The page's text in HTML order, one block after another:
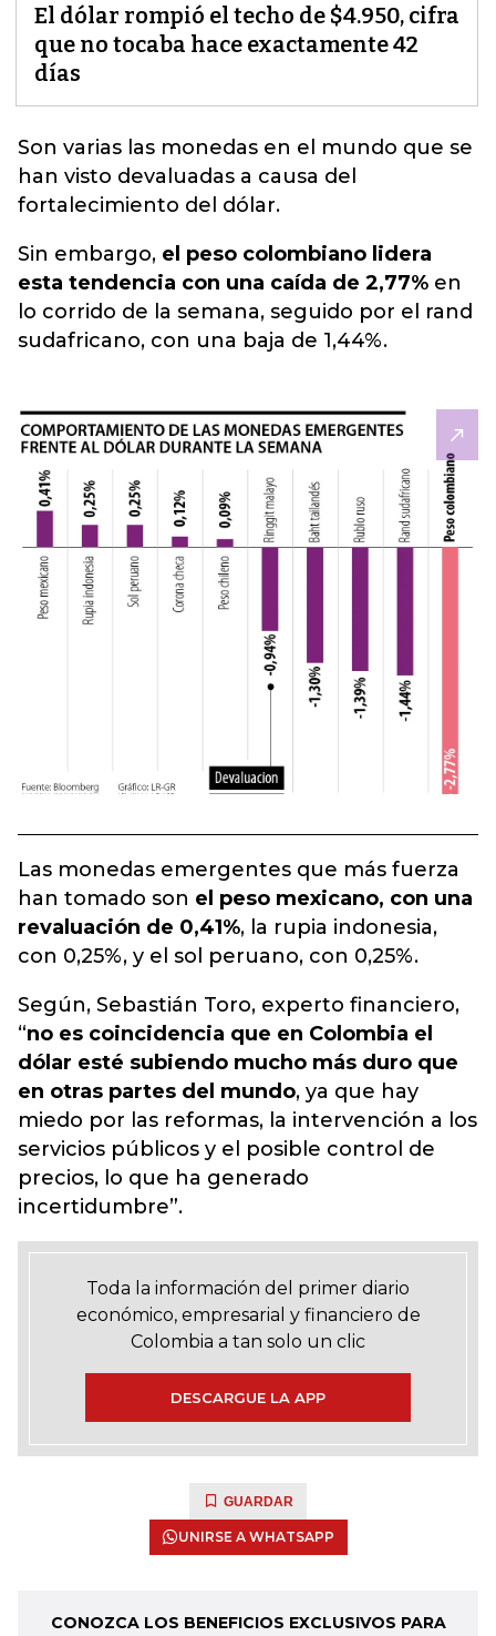
El dólar rompió el techo de $4.950, cifra
que no tocaba hace exactamente 42
días
Son varias las monedas en el mundo que se
han visto devaluadas a causa del
fortalecimiento del dólar.
Sin embargo, el peso colombiano lidera
esta tendencia con una caída de 2,77% en
lo corrido de la semana, seguido por el rand
sudafricano, con una baja de 1,44%.
Las monedas emergentes que más fuerza
han tomado son el peso mexicano, con una
revaluación de 0,41%, la rupia indonesia,
con 0,25%, y el sol peruano, con 0,25%.
Según, Sebastián Toro, experto financiero,
“no es coincidencia que en Colombia el
dólar esté subiendo mucho más duro que
en otras partes del mundo, ya que hay
miedo por las reformas, la intervención a los
servicios públicos y el posible control de
precios, lo que ha generado
incertidumbre”.
Toda la información del primer diario
económico, empresarial y financiero de
Colombia a tan solo un clic
DESCARGUE LA APP
GUARDAR
UNIRSE A WHATSAPP
CONOZCA LOS BENEFICIOS EXCLUSIVOS PARA